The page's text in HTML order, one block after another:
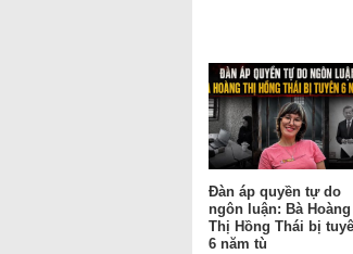
Đàn áp quyền tự do
ngôn luận: Bà Hoàng
Thị Hồng Thái bị
6 năm tù